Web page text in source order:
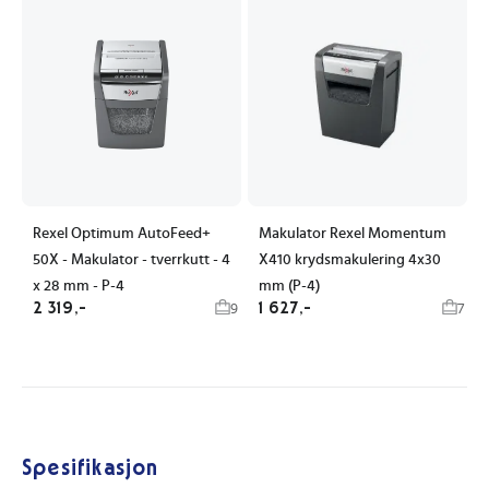
Rexel Optimum AutoFeed+
50X - Makulator - tverrkutt - 4
x 28 mm - P-4
2 319,- 9
Makulator Rexel Momentum
X410 krydsmakulering 4x30
mm (P-4)
1 627,- 7
Spesifikasjon